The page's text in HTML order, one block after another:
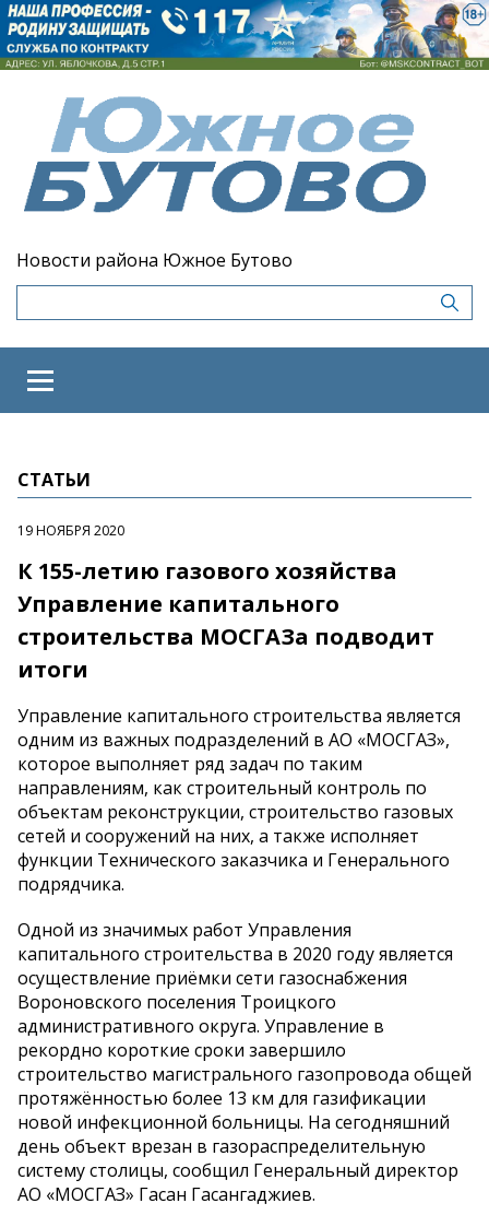
Новости района Южное Бутово
СТАТЬИ
19 НОЯБРЯ 2020
К 155-летию газового хозяйства
Управление капитального
строительства МОСГАЗа подводит
итоги
Управление капитального строительства является
одним из важных подразделений в АО «МОСГАЗ»,
которое выполняет ряд задач по таким
направлениям, как строительный контроль по
объектам реконструкции, строительство газовых
сетей и сооружений на них, а также исполняет
функции Технического заказчика и Генерального
подрядчика.
Одной из значимых работ Управления
капитального строительства в 2020 году является
осуществление приёмки сети газоснабжения
Вороновского поселения Троицкого
административного округа. Управление в
рекордно короткие сроки завершило
строительство магистрального газопровода общей
протяжённостью более 13 км для газификации
новой инфекционной больницы. На сегодняшний
день объект врезан в газораспределительную
систему столицы, сообщил Генеральный директор
АО «МОСГАЗ» Гасан Гасангаджиев.